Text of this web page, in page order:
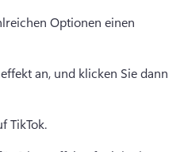
Optionen einen
an, und klicken Sie dann
TikTok.